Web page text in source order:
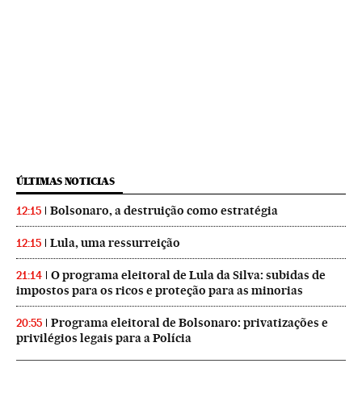
ÚLTIMAS NOTICIAS
12:15 Bolsonaro, a destruição como estratégia
12:15 Lula, uma ressurreição
21:14
O programa eleitoral de Lula da Silva: subidas de
impostos para os ricos e proteção para as minorias
20:55
Programa eleitoral de Bolsonaro: privatizações e
privilégios legais para a Polícia